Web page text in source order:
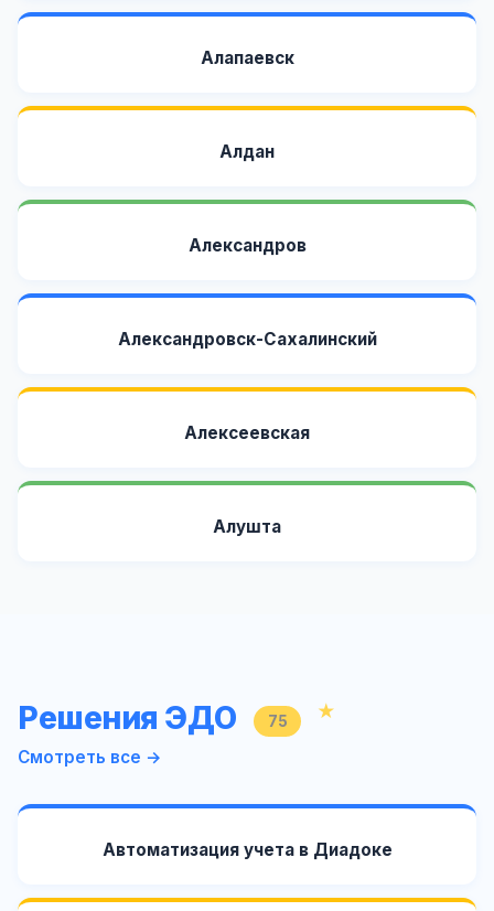
Алапаевск
Алдан
Александров
Александровск-Сахалинский
Алексеевская
Алушта
Решения ЭДО 75
Смотреть все →
Автоматизация учета в Диадоке